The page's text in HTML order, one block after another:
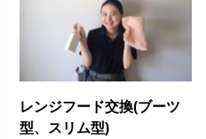
レンジフード交換(ブーツ
型、スリム型)